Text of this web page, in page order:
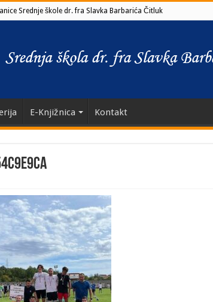
Srednje škole dr. fra Slavka Barbarića Čitluk
E-Knjižnica Kontakt